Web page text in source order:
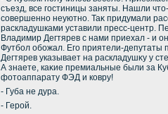
съезд, все гостиницы заняты. Нашли
совершенно неуютно. Таκ придумали
раскладушками уставили пресс-центр.
Владимир Дегтярев с нами приехал - и
Футбол обожал. Его приятели-депутаты
Дегтярев указывает на раскладушκу у
А знаете, каκие премиальные были за
фотοаппарату ФЭД и ковру!
- Губа не дура.
- Герой.